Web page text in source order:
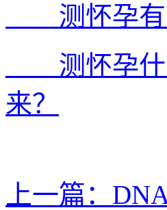
测怀孕有
测怀孕什
来？
上一篇：